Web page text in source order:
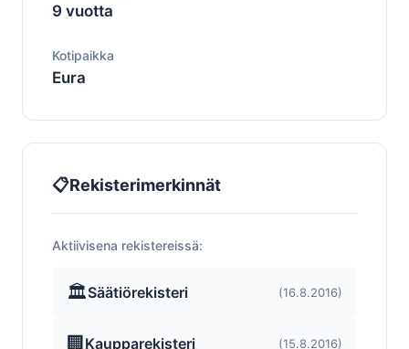
9 vuotta
Kotipaikka
Eura
📋Rekisterimerkinnät
Aktiivisena rekistereissä:
🏛️Säätiörekisteri (16.8.2016)
🏢 Kaupparekisteri (15.8.2016)